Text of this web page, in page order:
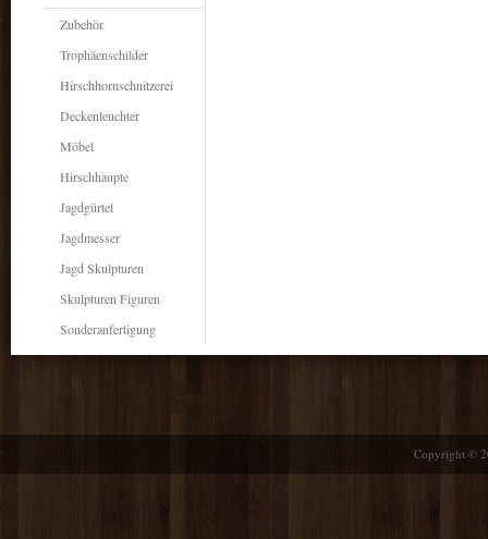
Zubehör
Trophäenschilder
Hirschhornschnitzerei
Deckenleuchter
Möbel
Hirschhaupte
Jagdgürtel
Jagdmesser
Jagd Skulpturen
Skulpturen Figuren
Sonderanfertigung
Copyright ©